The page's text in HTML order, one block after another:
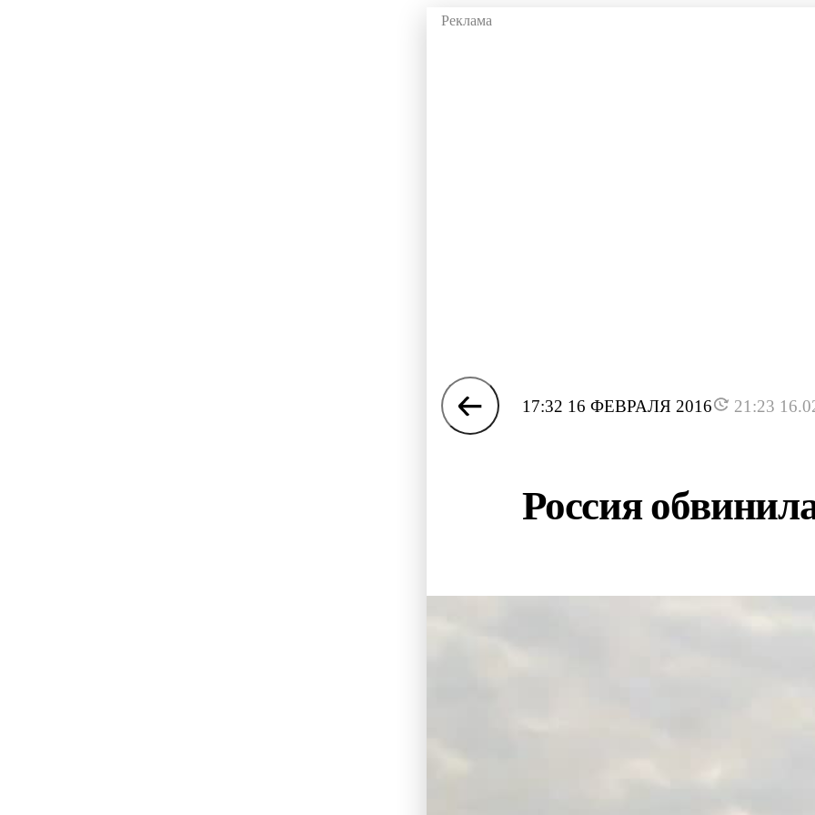
17:32 16 ФЕВРАЛЯ 2016 21:23
Россия